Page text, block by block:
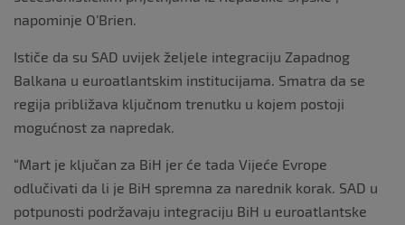
napominje O’Brien.
Ističe da su SAD uvijek željele integraciju Zapadnog
Balkana u euroatlantskim institucijama. Smatra da se
regija približava ključnom trenutku u kojem postoji
mogućnost za napredak.
“Mart je ključan za BiH jer će tada Vijeće Evrope
odlučivati da li je BiH spremna za narednik korak. SAD u
potpunosti podržavaju integraciju BiH u euroatlantske